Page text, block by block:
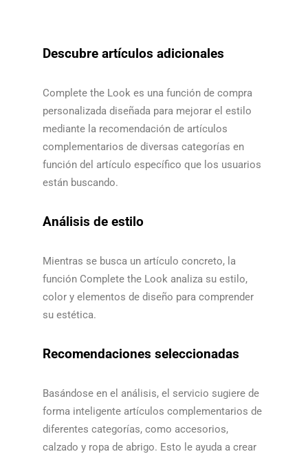
Descubre artículos adicionales
Complete the Look es una función de compra
personalizada diseñada para mejorar el estilo
mediante la recomendación de artículos
complementarios de diversas categorías en
función del artículo específico que los usuarios
están buscando.​​
Análisis de estilo
Mientras se busca un artículo concreto, la
función Complete the Look analiza su estilo,
color y elementos de diseño para comprender
su estética.​​
Recomendaciones seleccionadas
Basándose en el análisis, el servicio sugiere de
forma inteligente artículos complementarios de
diferentes categorías, como accesorios,
calzado y ropa de abrigo. Esto le ayuda a crear